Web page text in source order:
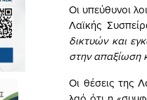
Οι υπεύθυνοι
Λαϊκής
δικτυών και
στην απαξίωση
Οι θέσεις της